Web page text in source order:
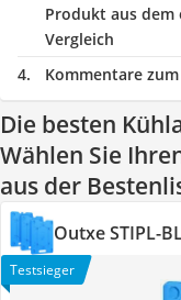
Produkt aus dem
Vergleich
Kommentare
Die besten
Wählen Sie
aus der
Outxe ‎STIPL-
Testsieger